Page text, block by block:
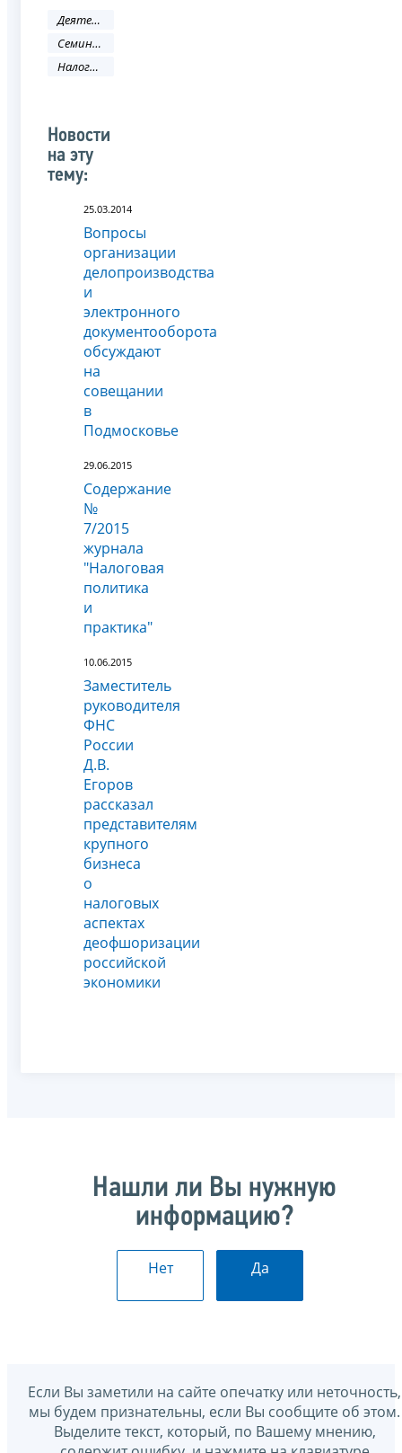
Деятельность ФНС
Семинар
Налоговая политика и практика
Новости
на эту
тему:
25.03.2014
Вопросы
организации
делопроизводства
и
электронного
документооборота
обсуждают
на
совещании
в
Подмосковье
29.06.2015
Содержание
№
7/2015
журнала
"Налоговая
политика
и
практика"
10.06.2015
Заместитель
руководителя
ФНС
России
Д.В.
Егоров
рассказал
представителям
крупного
бизнеса
о
налоговых
аспектах
деофшоризации
российской
экономики
Нашли ли Вы нужную
информацию?
Нет Да
Если Вы заметили на сайте опечатку или неточность,
мы будем признательны, если Вы сообщите об этом.
Выделите текст, который, по Вашему мнению,